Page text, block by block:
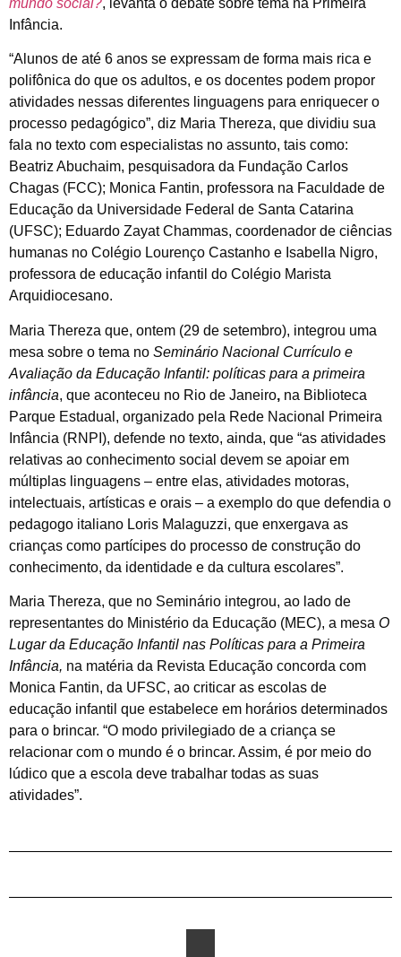
mundo social?, levanta o debate sobre tema na Primeira
Infância.
“Alunos de até 6 anos se expressam de forma mais rica e
polifônica do que os adultos, e os docentes podem propor
atividades nessas diferentes linguagens para enriquecer o
processo pedagógico”, diz Maria Thereza, que dividiu sua
fala no texto com especialistas no assunto, tais como:
Beatriz Abuchaim, pesquisadora da Fundação Carlos
Chagas (FCC); Monica Fantin, professora na Faculdade de
Educação da Universidade Federal de Santa Catarina
(UFSC); Eduardo Zayat Chammas, coordenador de ciências
humanas no Colégio Lourenço Castanho e Isabella Nigro,
professora de educação infantil do Colégio Marista
Arquidiocesano.
Maria Thereza que, ontem (29 de setembro), integrou uma
mesa sobre o tema no Seminário Nacional Currículo e
Avaliação da Educação Infantil: políticas para a primeira
infância, que aconteceu no Rio de Janeiro, na Biblioteca
Parque Estadual, organizado pela Rede Nacional Primeira
Infância (RNPI), defende no texto, ainda, que “as atividades
relativas ao conhecimento social devem se apoiar em
múltiplas linguagens – entre elas, atividades motoras,
intelectuais, artísticas e orais – a exemplo do que defendia o
pedagogo italiano Loris Malaguzzi, que enxergava as
crianças como partícipes do processo de construção do
conhecimento, da identidade e da cultura escolares”.
Maria Thereza, que no Seminário integrou, ao lado de
representantes do Ministério da Educação (MEC), a mesa O
Lugar da Educação Infantil nas Políticas para a Primeira
Infância, na matéria da Revista Educação concorda com
Monica Fantin, da UFSC, ao criticar as escolas de
educação infantil que estabelece em horários determinados
para o brincar. “O modo privilegiado de a criança se
relacionar com o mundo é o brincar. Assim, é por meio do
lúdico que a escola deve trabalhar todas as suas
atividades”.